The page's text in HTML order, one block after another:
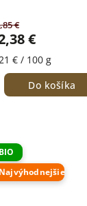
€
€
€ / 100 g
Do košíka
BIO
Najvýhodnejšie